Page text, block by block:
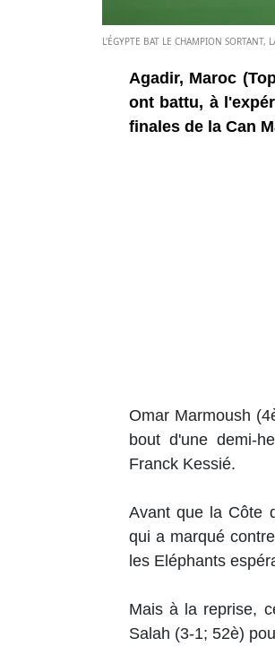
L'ÉGYPTE BAT LE CHAMPION
Agadir, Maroc
ont battu, à
finales de la Can
Omar Marmoush
bout d'une demi-
Franck Kessié.
Avant que la Côte
qui a marqué
les Eléphants
Mais à la reprise,
Salah (3-1; 52è)